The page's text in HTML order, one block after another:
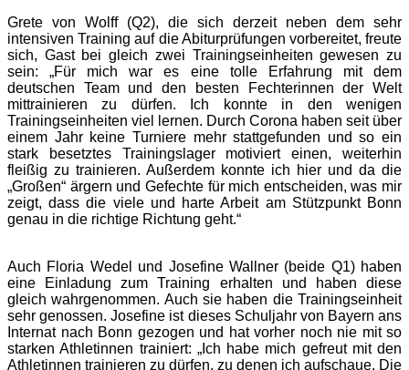
Grete von Wolff (Q2), die sich derzeit neben dem sehr
intensiven Training auf die Abiturprüfungen vorbereitet, freute
sich, Gast bei gleich zwei Trainingseinheiten gewesen zu
sein: „Für mich war es eine tolle Erfahrung mit dem
deutschen Team und den besten Fechterinnen der Welt
mittrainieren zu dürfen. Ich konnte in den wenigen
Trainingseinheiten viel lernen. Durch Corona haben seit über
einem Jahr keine Turniere mehr stattgefunden und so ein
stark besetztes Trainingslager motiviert einen, weiterhin
fleißig zu trainieren. Außerdem konnte ich hier und da die
„Großen“ ärgern und Gefechte für mich entscheiden, was mir
zeigt, dass die viele und harte Arbeit am Stützpunkt Bonn
genau in die richtige Richtung geht.“
Auch Floria Wedel und Josefine Wallner (beide Q1) haben
eine Einladung zum Training erhalten und haben diese
gleich wahrgenommen. Auch sie haben die Trainingseinheit
sehr genossen. Josefine ist dieses Schuljahr von Bayern ans
Internat nach Bonn gezogen und hat vorher noch nie mit so
starken Athletinnen trainiert: „Ich habe mich gefreut mit den
Athletinnen trainieren zu dürfen, zu denen ich aufschaue. Die